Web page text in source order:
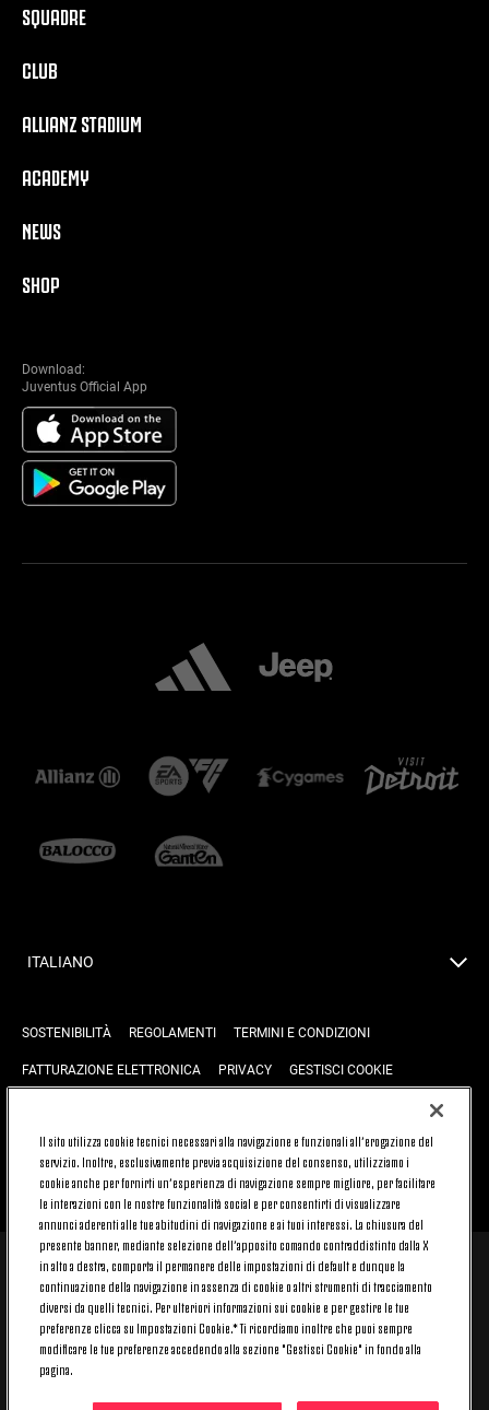
SQUADRE
CLUB
ALLIANZ STADIUM
ACADEMY
NEWS
SHOP
Download:
Juventus Official App
ITALIANO
SOSTENIBILITÀ REGOLAMENTI TERMINI E CONDIZIONI
FATTURAZIONE ELETTRONICA PRIVACY GESTISCI COOKIE
TORNA SU
© 2026 Juventus Football Club S.p.A.
Juventus Football Club S.p.A. Via Druento, 175 10151 Torino - Italia;
CONTACT CENTER (+39) 011.45.30.486. Il servizio è attivo dal lunedì al
venerdì (9-20) e il sabato (9-15), festivi esclusi.
Il costo del servizio varia in base al piano tariffario sottoscritto con il
proprio operatore telefonico e non prevede alcun costo aggiuntivo.
Il sito utilizza cookie tecnici necessari alla navigazione e funzionali all’erogazione del
servizio. Inoltre, esclusivamente previa acquisizione del consenso, utilizziamo i
cookie anche per fornirti un’esperienza di navigazione sempre migliore, per facilitare
le interazioni con le nostre funzionalità social e per consentirti di visualizzare
annunci aderenti alle tue abitudini di navigazione e ai tuoi interessi. La chiusura del
presente banner, mediante selezione dell’apposito comando contraddistinto dalla X
in alto a destra, comporta il permanere delle impostazioni di default e dunque la
continuazione della navigazione in assenza di cookie o altri strumenti di tracciamento
diversi da quelli tecnici. Per ulteriori informazioni sui cookie e per gestire le tue
preferenze clicca su Impostazioni Cookie.* Ti ricordiamo inoltre che puoi sempre
modificare le tue preferenze accedendo alla sezione "Gestisci Cookie" in fondo alla
pagina.